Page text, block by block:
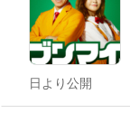
日より公開